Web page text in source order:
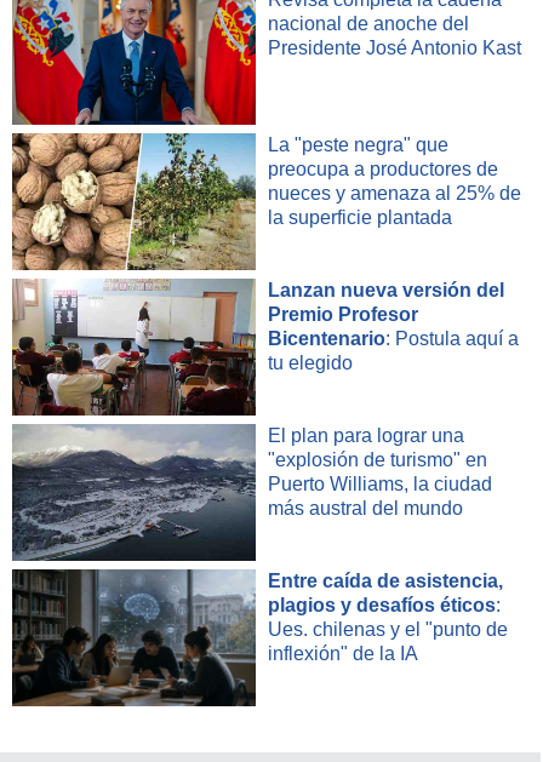
nacional de anoche del
Presidente José Antonio Kast
La "peste negra" que
preocupa a productores de
nueces y amenaza al 25% de
la superficie plantada
Lanzan nueva versión del
Premio Profesor
Bicentenario: Postula aquí a
tu elegido
El plan para lograr una
"explosión de turismo" en
Puerto Williams, la ciudad
más austral del mundo
Entre caída de asistencia,
plagios y desafíos éticos:
Ues. chilenas y el "punto de
inflexión" de la IA